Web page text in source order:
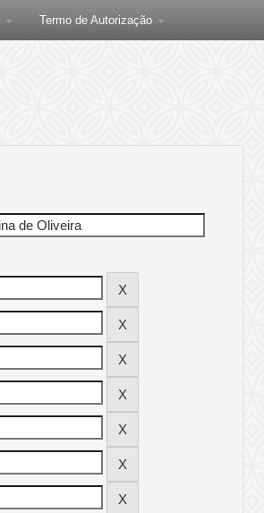
Termo de Autorização